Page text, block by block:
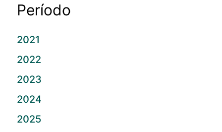
Período
2021
2022
2023
2024
2025